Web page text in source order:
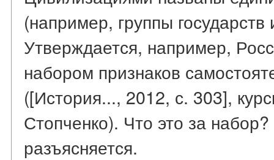
(например, группы
Утверждается, например,
набором признаков
([История..., 2012, с. 303],
Стопченко). Что это за
разъясняется.